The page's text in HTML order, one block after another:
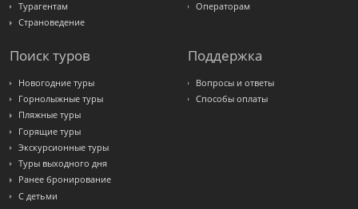
Турагентам
Страноведение
Операторам
Поиск туров
Новогодние туры
Горнолыжные туры
Пляжные туры
Горящие туры
Экскурсионные туры
Туры выходного дня
Ранее бронирование
С детьми
Поддержка
Вопросы и ответы
Способы оплаты